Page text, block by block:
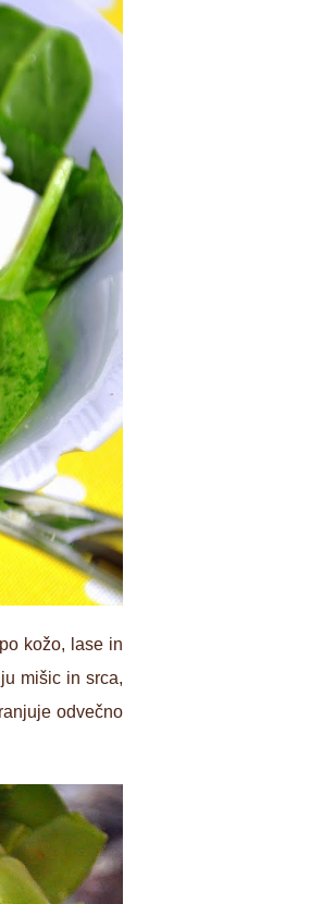
kožo, lase in
mišic in srca,
odvečno